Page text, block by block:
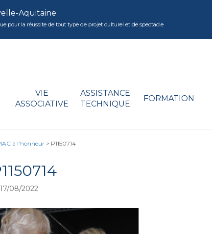
Aquitaine
pour la réussite de tout type de projet culturel et de spectacle
VIE
ASSOCIATIVE
ASSISTANCE
TECHNIQUE
FORMATION
à l’honneur > P1150714
08/2022